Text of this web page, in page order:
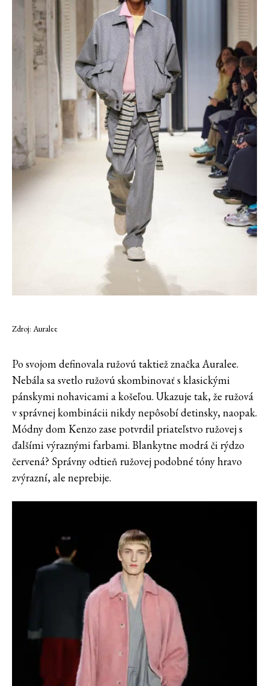
Zdroj: Auralee
Po svojom definovala ružovú taktiež značka Auralee.
Nebála sa svetlo ružovú skombinovať s klasickými
pánskymi nohavicami a košeľou. Ukazuje tak, že ružová
v správnej kombinácii nikdy nepôsobí detinsky, naopak.
Módny dom Kenzo zase potvrdil priateľstvo ružovej s
ďalšími výraznými farbami. Blankytne modrá či rýdzo
červená? Správny odtieň ružovej podobné tóny hravo
zvýrazní, ale neprebije.